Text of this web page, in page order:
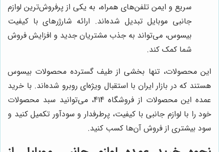
سریع و ایمن تلفن‌های همراه، به یکی از پرفروش‌ترین لوازم
جانبی موبایل تبدیل شده‌اند. ارائه شارژرهای با کیفیت
بیسوس، می‌تواند به جذب مشتریان جدید و افزایش فروش
شما کمک کند.
این محصولات، تنها بخشی از طیف گسترده محصولات بیسوس
هستند که در بازار ایران با استقبال ویژه‌ای روبرو شده‌اند. با خرید
عمده این محصولات از فروشگاه 414، می‌توانید سبد محصولات
خود را با لوازم جانبی با کیفیت، پرطرفدار و سودآور تکمیل کنید و
سود بیشتری از فروش آن‌ها کسب کنید.